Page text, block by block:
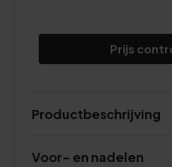
Prijs
Productbeschrijving
Voor- en nadelen